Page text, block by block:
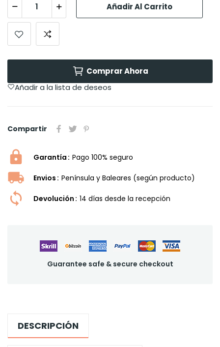
Añadir Al Carrito
Comprar Ahora
Añadir a la lista de deseos
Compartir
Garantía Pago 100% seguro
Envios Península y Baleares (según producto)
Devolución 14 dí­as desde la recepción
Guarantee safe & secure checkout
DESCRIPCIÓN